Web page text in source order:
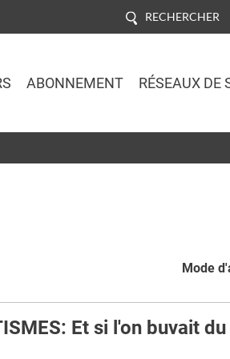
RECHERCHER
ABONNEMENT RÉSEAUX DE
Mode
Et si l'on buvait